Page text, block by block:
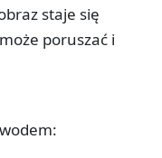
staje się
poruszać i